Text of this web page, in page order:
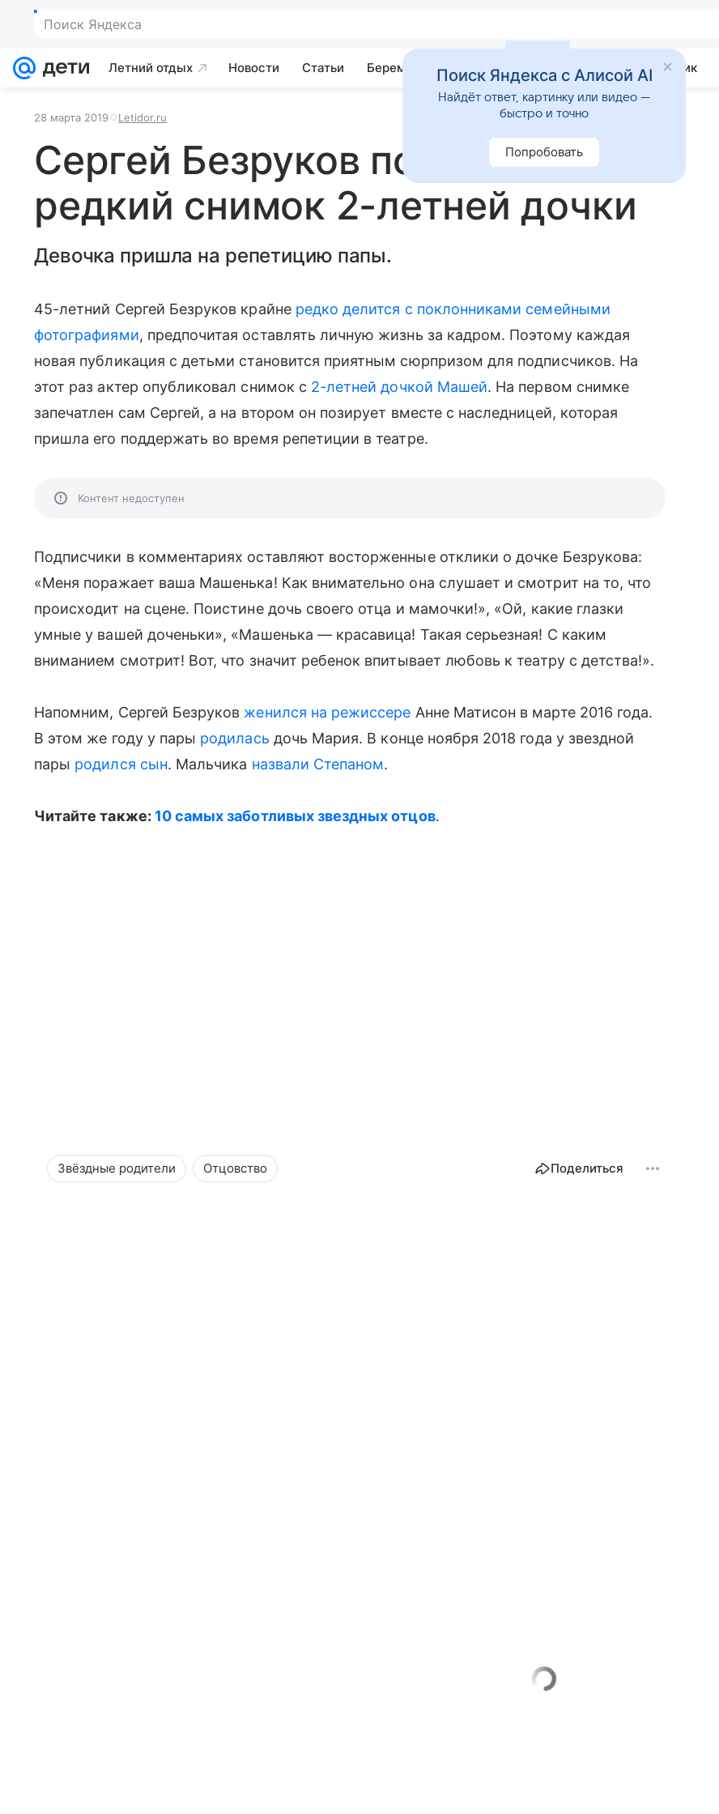
Поиск Яндекса
Летний отдых Новости Статьи Беременность Развитие Почемучка Учебник
28 марта 2019 Letidor.ru
Сергей Безруков показал
редкий снимок 2-летней дочки
Девочка пришла на репетицию папы.
45-летний Сергей Безруков крайне редко делится с поклонниками семейными
фотографиями, предпочитая оставлять личную жизнь за кадром. Поэтому каждая
новая публикация с детьми становится приятным сюрпризом для подписчиков. На
этот раз актер опубликовал снимок с 2-летней дочкой Машей. На первом снимке
запечатлен сам Сергей, а на втором он позирует вместе с наследницей, которая
пришла его поддержать во время репетиции в театре.
Контент недоступен
Подписчики в комментариях оставляют восторженные отклики о дочке Безрукова:
«Меня поражает ваша Машенька! Как внимательно она слушает и смотрит на то, что
происходит на сцене. Поистине дочь своего отца и мамочки!», «Ой, какие глазки
умные у вашей доченьки», «Машенька — красавица! Такая серьезная! С каким
вниманием смотрит! Вот, что значит ребенок впитывает любовь к театру с детства!».
Напомним, Сергей Безруков женился на режиссере Анне Матисон в марте 2016 года.
В этом же году у пары родилась дочь Мария. В конце ноября 2018 года у звездной
пары родился сын. Мальчика назвали Степаном.
Читайте также: 10 самых заботливых звездных отцов.
Звёздные родители Отцовство Поделиться
Поиск Яндекса с Алисой AI
Найдёт ответ, картинку или видео —
быстро и точно
Попробовать